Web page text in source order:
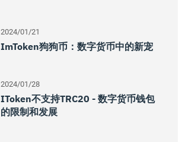
2024/01/21
ImToken狗狗币：数字货币中的新宠
2024/01/28
IToken不支持TRC20 - 数字货币钱包
的限制和发展